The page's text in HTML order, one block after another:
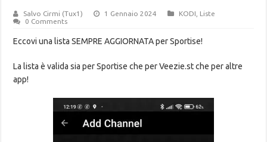
Salvo Cirmi (Tux1) 1 Gennaio 2024 KODI
Liste
0 Comments
Eccovi una lista SEMPRE AGGIORNATA per Sportise!
La lista è valida sia per Sportise che per Veezie.st che per altre
app!